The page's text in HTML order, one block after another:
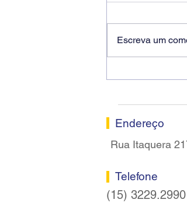
Escreva um
Endereço
Rua Itaquera
Telefone
(15) 3229.2990